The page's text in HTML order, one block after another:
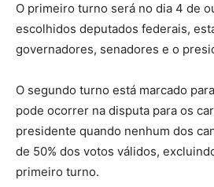
O primeiro turno será no dia 4 de
escolhidos deputados federais,
governadores, senadores e o
O segundo turno está marcado
pode ocorrer na disputa para os
presidente quando nenhum dos
de 50% dos votos válidos,
primeiro turno.